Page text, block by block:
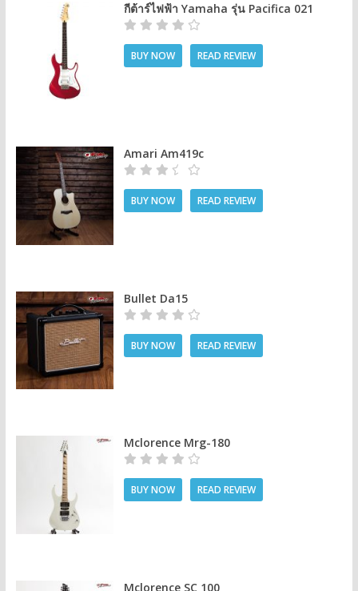
กีต้าร์ไฟฟ้า Yamaha รุ่น Pacifica 021
BUY NOW READ REVIEW
Amari Am419c
BUY NOW READ REVIEW
Bullet Da15
BUY NOW READ REVIEW
Mclorence Mrg-180
BUY NOW READ REVIEW
Mclorence SC 100